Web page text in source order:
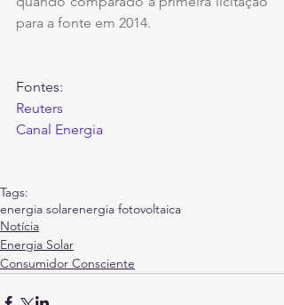
para a fonte em 2014.
Fontes:
Reuters
Canal Energia
Tags:
energia solarenergia fotovoltaica
Notícia
Energia Solar
Consumidor Consciente